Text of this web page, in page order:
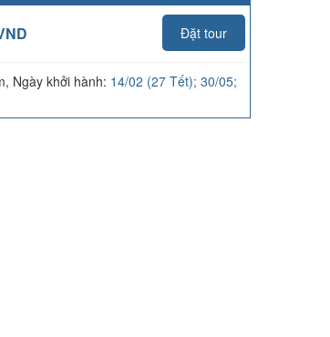
Đặt tour
Ngày khởi hành: 14/02 (27 Tết); 30/05;